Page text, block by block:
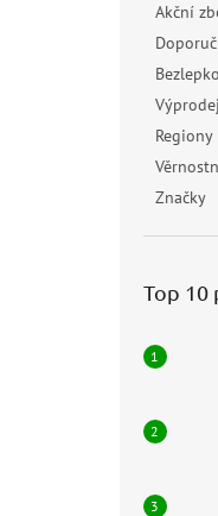
Akční
Výprodej
Regiony
Značky
Top 10